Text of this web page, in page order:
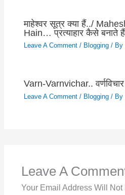
माहेश्वर सूत्र क्या हैं../
Hain… प्रत्याहार कैसे बनाते
Leave A Comment / Blogging / By
Varn-Varnvichar.. वर्णविचार
Leave A Comment / Blogging / By
Leave A
Your Email Address Will